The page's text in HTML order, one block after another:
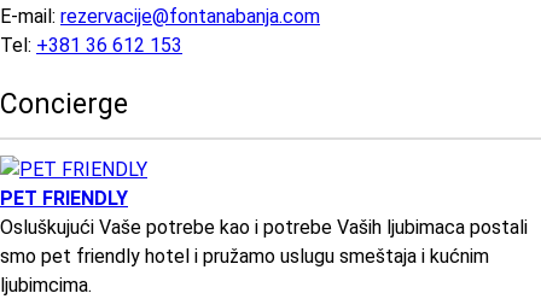
E-mail: rezervacije@fontanabanja.com
Tel: +381 36 612 153
Concierge
PET FRIENDLY
Osluškujući Vaše potrebe kao i potrebe Vaših ljubimaca postali
smo pet friendly hotel i pružamo uslugu smeštaja i kućnim
ljubimcima.